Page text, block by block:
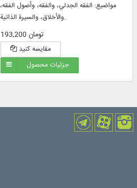
مواضيع: الفقه الجدلي، والفقه، وأصول الفقه،
والأخلاق، والسيرة الذاتية.
193,200 تومان
مقایسه کنید
جزئیات محصول